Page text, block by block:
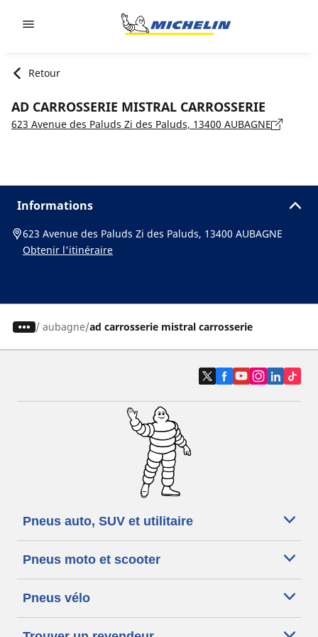
Retour
AD CARROSSERIE MISTRAL CARROSSERIE
623 Avenue des Paluds Zi des Paluds, 13400 AUBAGNE
Informations
623 Avenue des Paluds Zi des Paluds, 13400 AUBAGNE
Obtenir l'itinéraire
/ aubagne ad carrosserie mistral carrosserie
Pneus auto, SUV et utilitaire
Pneus moto et scooter
Pneus vélo